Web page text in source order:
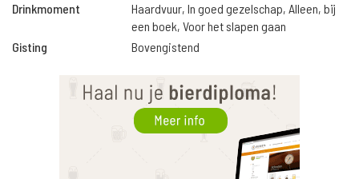
Drinkmoment
Haardvuur, In goed gezelschap, Alleen, bij
een boek, Voor het slapen gaan
Gisting
Bovengistend